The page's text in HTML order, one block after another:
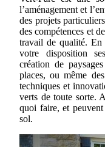
l’aménagement et
des projets
des compétences et
travail de qualité. En
votre disposition
création de
places, ou même
techniques et
verts de toute sorte.
quoi faire, et
sol.